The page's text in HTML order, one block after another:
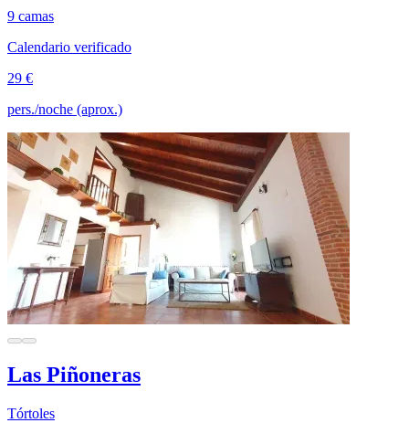
9 camas
Calendario verificado
29 €
pers./noche (aprox.)
Las Piñoneras
Tórtoles